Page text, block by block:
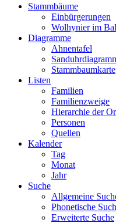
Stammbäume
Einbürgerungen
Wolhynier im
Diagramme
Ahnentafel
Stammbaumkarte
Listen
Familien
Familienzweige
Hierarchie der
Personen
Quellen
Kalender
Tag
Monat
Jahr
Suche
Allgemeine
Phonetische
Erweiterte Suche